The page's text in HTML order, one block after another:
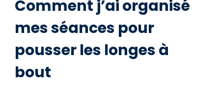
Comment j’ai organisé
mes séances pour
pousser les longes à
bout